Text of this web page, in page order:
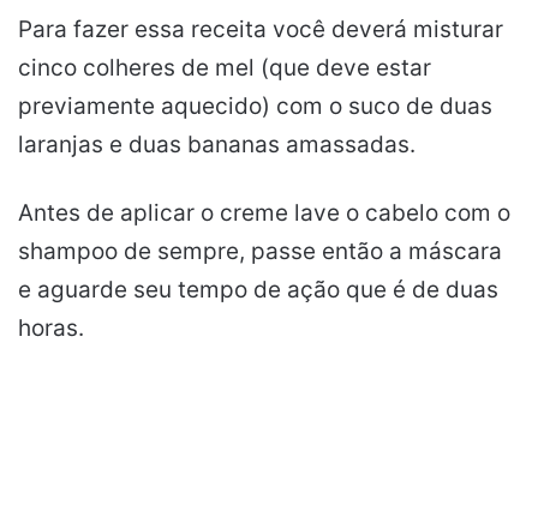
Para fazer essa receita você deverá misturar
cinco colheres de mel (que deve estar
previamente aquecido) com o suco de duas
laranjas e duas bananas amassadas.
Antes de aplicar o creme lave o cabelo com o
shampoo de sempre, passe então a máscara
e aguarde seu tempo de ação que é de duas
horas.